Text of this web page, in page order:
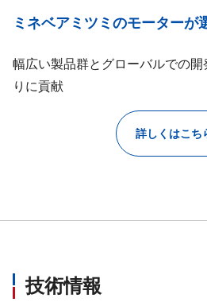
ミネベアミツミのモーターが
幅広い製品群とグローバルでの開
りに貢献
詳しくはこち
技術情報